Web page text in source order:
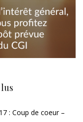
: Coup de coeur –